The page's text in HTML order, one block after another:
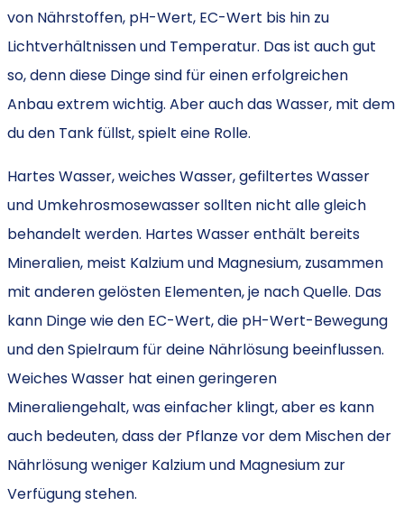
von Nährstoffen, pH-Wert, EC-Wert bis hin zu
Lichtverhältnissen und Temperatur. Das ist auch gut
so, denn diese Dinge sind für einen erfolgreichen
Anbau extrem wichtig. Aber auch das Wasser, mit dem
du den Tank füllst, spielt eine Rolle.
Hartes Wasser, weiches Wasser, gefiltertes Wasser
und Umkehrosmosewasser sollten nicht alle gleich
behandelt werden. Hartes Wasser enthält bereits
Mineralien, meist Kalzium und Magnesium, zusammen
mit anderen gelösten Elementen, je nach Quelle. Das
kann Dinge wie den EC-Wert, die pH-Wert-Bewegung
und den Spielraum für deine Nährlösung beeinflussen.
Weiches Wasser hat einen geringeren
Mineraliengehalt, was einfacher klingt, aber es kann
auch bedeuten, dass der Pflanze vor dem Mischen der
Nährlösung weniger Kalzium und Magnesium zur
Verfügung stehen.